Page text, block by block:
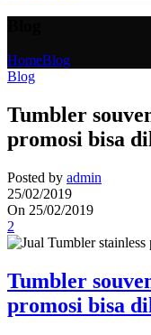
HomeBlog
Blog
Tumbler
promosi bisa
Posted by admin
25/02/2019
On 25/02/2019
2
Tumbler
promosi bisa